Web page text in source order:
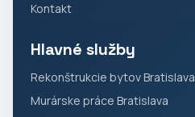
Kontakt
Hlavné služby
Rekonštrukcie bytov Bratislava
Murárske práce Bratislava